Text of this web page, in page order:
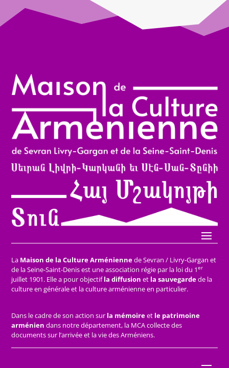
La Maison de la Culture Arméniennede Sevran / Livry-Gargan et
de la Seine-Saint-Denis est une association régie par la loi du 1er
juillet 1901. Elle a pour objectifla diffusion et la sauvegardede la
culture en générale et la culture arménienne en particulier.
Dans le cadre de son action sur la mémoireet le patrimoine
arménien dans notre département, la MCA collecte des
documents sur l’arrivée et la vie des Arméniens.